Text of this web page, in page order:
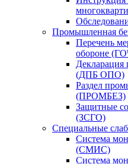
Промышленная
Перечень
обороне
Декларация
(ДПБ ОПО)
Раздел
(ПРОМБЕЗ)
Защитные
(ЗСГО)
Специальные
Система
(СМИС)
Система